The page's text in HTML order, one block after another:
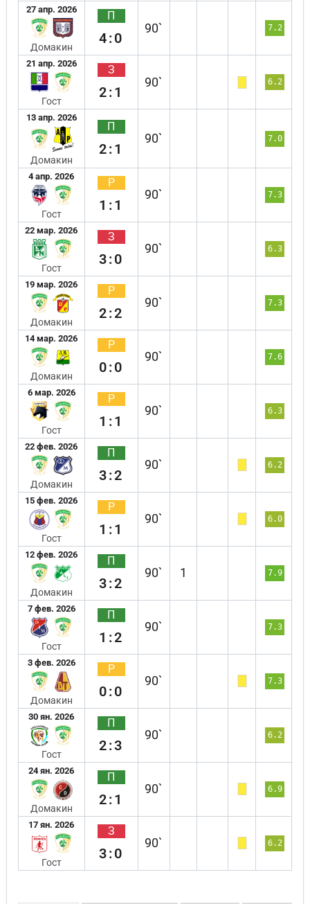
27 апр. 2026
Домакин
П
4:0
90` 7.2
21 апр. 2026
Гост
З
2:1
90` 6.2
13 апр. 2026
Домакин
П
2:1
90` 7.0
4 апр. 2026
Гост
Р
1:1
90` 7.3
22 мар. 2026
Гост
З
3:0
90` 6.3
19 мар. 2026
Домакин
Р
2:2
90` 7.3
14 мар. 2026
Домакин
Р
0:0
90` 7.6
6 мар. 2026
Гост
Р
1:1
90` 6.3
22 фев. 2026
Домакин
П
3:2
90` 6.2
15 фев. 2026
Гост
Р
1:1
90` 6.0
12 фев. 2026
Домакин
П
3:2
90` 1 7.9
7 фев. 2026
Гост
П
1:2
90` 7.3
3 фев. 2026
Домакин
Р
0:0
90` 7.3
30 ян. 2026
Гост
П
2:3
90` 6.2
24 ян. 2026
Домакин
П
2:1
90` 6.9
17 ян. 2026
Гост
З
3:0
90` 6.2